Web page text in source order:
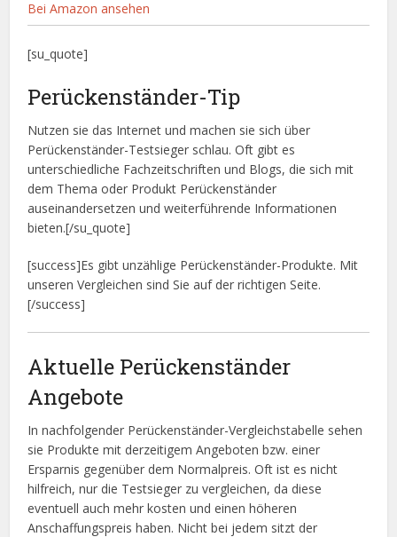
Bei Amazon ansehen
[su_quote]
Perückenständer-Tip
Nutzen sie das Internet und machen sie sich über
Perückenständer-Testsieger schlau. Oft gibt es
unterschiedliche Fachzeitschriften und Blogs, die sich mit
dem Thema oder Produkt Perückenständer
auseinandersetzen und weiterführende Informationen
bieten.[/su_quote]
[success]Es gibt unzählige Perückenständer-Produkte. Mit
unseren Vergleichen sind Sie auf der richtigen Seite.
[/success]
Aktuelle Perückenständer
Angebote
In nachfolgender Perückenständer-Vergleichstabelle sehen
sie Produkte mit derzeitigem Angeboten bzw. einer
Ersparnis gegenüber dem Normalpreis. Oft ist es nicht
hilfreich, nur die Testsieger zu vergleichen, da diese
eventuell auch mehr kosten und einen höheren
Anschaffungspreis haben. Nicht bei jedem sitzt der